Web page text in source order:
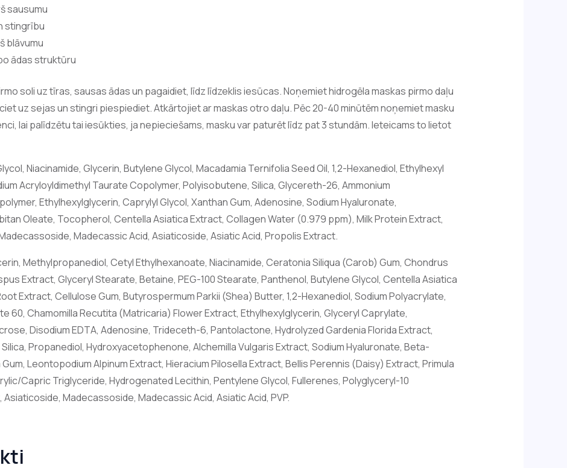
sausumu
stingrību
blāvumu
ādas struktūru
soli uz tīras, sausas ādas un pagaidiet, līdz līdzeklis iesūcas. Noņemiet hidrogēla maskas pirmo daļu
uz sejas un stingri piespiediet. Atkārtojiet ar maskas otro daļu. Pēc 20-40 minūtēm noņemiet masku
lai palīdzētu tai iesūkties, ja nepieciešams, masku var paturēt līdz pat 3 stundām. Ieteicams to lietot
Niacinamide, Glycerin, Butylene Glycol, Macadamia Ternifolia Seed Oil, 1,2-Hexanediol, Ethylhexyl
Acryloyldimethyl Taurate Copolymer, Polyisobutene, Silica, Glycereth-26, Ammonium
Ethylhexylglycerin, Caprylyl Glycol, Xanthan Gum, Adenosine, Sodium Hyaluronate,
Oleate, Tocopherol, Centella Asiatica Extract, Collagen Water (0.979 ppm), Milk Protein Extract,
Madecassic Acid, Asiaticoside, Asiatic Acid, Propolis Extract.
Methylpropanediol, Cetyl Ethylhexanoate, Niacinamide, Ceratonia Siliqua (Carob) Gum, Chondrus
Extract, Glyceryl Stearate, Betaine, PEG-100 Stearate, Panthenol, Butylene Glycol, Centella Asiatica
Extract, Cellulose Gum, Butyrospermum Parkii (Shea) Butter, 1,2-Hexanediol, Sodium Polyacrylate,
60, Chamomilla Recutita (Matricaria) Flower Extract, Ethylhexylglycerin, Glyceryl Caprylate,
Disodium EDTA, Adenosine, Trideceth-6, Pantolactone, Hydrolyzed Gardenia Florida Extract,
Propanediol, Hydroxyacetophenone, Alchemilla Vulgaris Extract, Sodium Hyaluronate, Beta-
Leontopodium Alpinum Extract, Hieracium Pilosella Extract, Bellis Perennis (Daisy) Extract, Primula
Capric Triglyceride, Hydrogenated Lecithin, Pentylene Glycol, Fullerenes, Polyglyceryl-10
Madecassoside, Madecassic Acid, Asiatic Acid, PVP.